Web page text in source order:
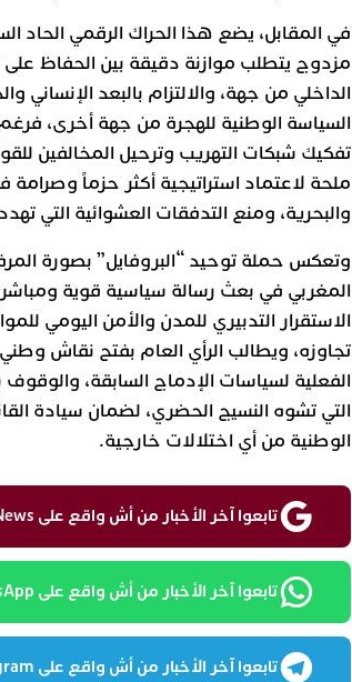
في المقابل، يضع هذا الحراك الرقمي الحاد
مزدوج يتطلب موازنة دقيقة بين الحفاظ على
الداخلي من جهة، والالتزام بالبعد الإنساني
السياسة الوطنية للهجرة من جهة أخرى، فرغم
تفكيك شبكات التهريب وترحيل المخالفين
ملحة لاعتماد استراتيجية أكثر حزماً وصرامة
والبحرية، ومنع التدفقات العشوائية التي
وتعكس حملة توحيد “البروفايل” بصورة
المغربي في بعث رسالة سياسية قوية
الاستقرار التدبيري للمدن والأمن اليومي
تجاوزه، ويطالب الرأي العام بفتح نقاش
الفعلية لسياسات الإدماج السابقة،
التي تشوه النسيج الحضري، لضمان سيادة
الوطنية من أي اختلالات خارجية.
تابعوا آخر الأخبار من أش واقع على Google News
تابعوا آخر الأخبار من أش واقع على WhatsApp
تابعوا آخر الأخبار من أش واقع على Telegram